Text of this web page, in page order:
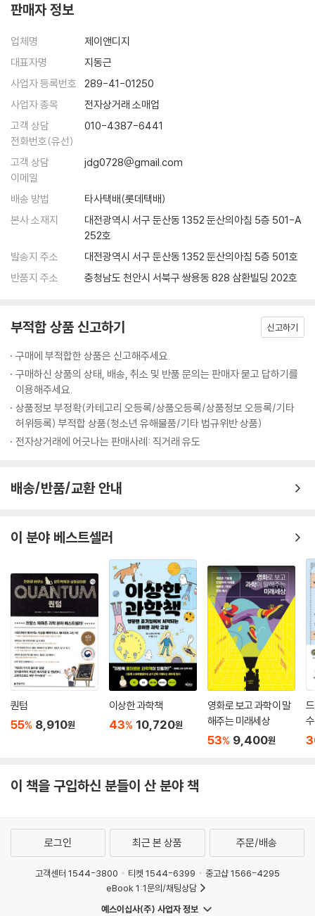
자에서 시작해 존재의 층위들이 서로 얽혀 있는지 조망하고, 우주에서 피
어난 다양한 존재들에 대해 따뜻한 시선을 건냅니다. 원자에서 인간까지,
물리학에서 인문학까지 세상을 이해하기 위한 김상욱 교수의 지적 세계로
여러분을 초대합니다.
사실은 널리 알려져 있지 않다. 1953년 4월 25일 DNA 구조에 대한 논문
이 《네이처》에 발표되었다. 같은 해 7월 왓슨과 크릭은 조지 가모프라는
트의 문자열로 볼 수 있으며 정수론이나 조합론 같은 수학을 이용하면 생
명의 암호를 알아낼 수 있을 것이라 제안했다.
---「8장 생물은 정보 처리 기계인가 256쪽」중에서
오류를 포함한 복제가 존재한다면 진화는 필연이다. 여기에 어떤 의도나
목적은 없다. 좋은 것이 좋은 결과를 내고, 많은 것이 많다는 당연한 말을
아이디어는 알고 나면 당연하다.
---「9장 최초의 생명체와 진화 268쪽」중에서
더욱더 나쁜 것은 인간의 활동으로 지구의 평균 온도가 높아지고 있다. 이
런 기후 변화는 생태계를 훨씬 극적으로 교란할 가능성이 크다. 물론 생물
---「10장 다세포 생물에서 인간까지 304쪽」중에서
인지 혁명과 허구를 믿는 능력에 대한 이야기는 물리학자에게 대단히 흥미
롭다. 물리는 기본적으로 물질에 기초하여 세상을 이해하려고 노력한다.
유물론적이란 뜻이다. 모든 물리량은 직접 측정이 가능하고 정량적으로 다
룰 수 있다. 사랑, 정의, 도덕 같은 개념과 비교하면 위치, 속도, 질량, 에너
지, 전하 같은 물리량이 얼마나 물질적인지 알 수 있다. 인간은 인지 혁명을
통해 물리학이 미치지 못하는 허구의 영역을 만들었다. 허구는 인간이 사
이 존재하도록 하는 과정에서 의미는 필요 없다. 정보 과학이 알아낸 놀라
운 결론이다.
---「12장 나는 존재한다, 더구나 생각도 한다 360쪽」중에서
해하기 위해 물리학을 넘어서야 할 필요가 있다고 말한다. 왜냐하면 각 층
가 부분의 합일 수 없는 이유이기도 하다. 저자는 필연의 우주에서 피어난
다양한 존재들의 가치를 긍정하며 세상에 존재하는 모든 것들에 대해 따뜻
한 시선을 건낸다.
원자에서 인간까지,
한 권으로 관통하는 삶과 과학의 향연
저자는 세상을 이해하고 싶어 물리학자가 됐지만, 오랜 공부 끝에 도달한
결론은 세상을 이해하려면 물리를 넘어 다양한 학문이 필요하다는 것이었
다고 한다. 물리와 우주는 인간적이지 않고, 오히려 인간을 배제해야 더 잘
이해할 수 있다. 이는 역으로 인간을 이해하기 위해서는 물리와는 완전히
다른 방법이 필요하다는 말이다. 저자는 물리학에서 화학으로, 화학에서
리학자의 관점에서 세상을 이해한다는 것이 무엇인지 독자들에게 이야기
를 들려준다. 이 책은 세상을 이해하기 위해 경계를 넘은 물리학자의 좌충
물리학자가 본 세상은 원자와 분자의 차가운 운동으로만 가득할 듯하다.
하지만 김상욱이 과학의 언어로 그리는 세상은 그렇지 않다. 이 책은 인간
적이지 않은 원자에서 출발하지만, 원자가 별, 지구, 생명, 그리고 우리와
어떤 관계를 맺고 있는지 다각도로 드러내면서 세상을 보는 새로운 관점과
때로는 위안을 전한다. 저자는 원자의 관점에서 본 죽음에 대해 다음과 같
이 말한다. “죽음이란 원자의 소멸이 아니라 원자의 재배열이다. 내가 죽어
도 내 몸을 이루는 원자들은 흩어져 다른 것의 일부가 된다. ‘인간은 흙에서
와서 흙으로 돌아간다’라는 말은 아름다운 은유가 아니라 과학적 사실이
문제인 죽음에 대해 이보다 멋지게 과학의 언어로 표현할 수 있을까? 원자
알 수 있다.
새로운 시대의 새로운 교양
김상욱과 함께라면 과학도 이제 교양이 된다
과학은 왜 교양이 될 수 없을까. 이는 저자가 가지고 있는 문제의식 중 하나
이며 대중과 활발하게 소통하는 주된 이유기도 하다. 저자는 과학이 이제
전문가에게만 한정할 수 없는, 민주 시민이 알아야 할 필수 지식이라고 강
조한다. 챗GPT의 충격 등 과학 기술이 사회 변혁을 이끄는 시대, 시민의
올바른 판단을 위해서는 과학 지식이 필수적이기 때문이다. 이 책은 세상
을 이해하기 위해 경계를 넘어 세상을 모든 것을 이해하고자 했던 한 개인
의 노력인 동시에 물리학, 화학, 생물학, 뇌과학, 정보 과학 등 현대 과학이
도달한 거의 모든 지점을 종합하고 있다는 점에서 물리학자 김상욱이 우리
람과 별과 인간』은 지금을 살아가는 모두를 위한 과학 교양서라고 할 수 있
판매자 정보
업체명
제이앤디지
대표자명
지동근
사업자 등록번호
289-41-01250
사업자 종목
전자상거래 소매업
고객 상담
전화번호(유선)
010-4387-6441
고객 상담
이메일
jdg0728@gmail.com
배송 방법
타사택배(롯데택배)
본사 소재지
대전광역시 서구 둔산동 1352 둔산의아침 5층 501-A
252호
발송지 주소
대전광역시 서구 둔산동 1352 둔산의아침 5층 501호
반품지 주소
충청남도 천안시 서북구 쌍용동 828 삼환빌딩 202호
부적합 상품 신고하기 신고하기
구매에 부적합한 상품은 신고해주세요.
구매하신 상품의 상태, 배송, 취소 및 반품 문의는 판매자 묻고 답하기를
이용해주세요.
상품정보 부정확(카테고리 오등록/상품오등록/상품정보 오등록/기타
허위등록) 부적합 상품(청소년 유해물품/기타 법규위반 상품)
전자상거래에 어긋나는 판매사례: 직거래 유도
배송/반품/교환 안내
이 분야 베스트셀러
퀀텀
55% 8,910원
이상한 과학책
43% 10,720원
영화로 보고 과학이 말
해주는 미래세상
53% 9,400원
이 책을 구입하신 분들이 산 분야 책
로그인 최근 본 상품 주문/배송
고객센터 1544-3800 티켓 1544-6399
중고샵 1566-4295
eBook 1:1문의/채팅상담
예스이십사(주) 사업자 정보